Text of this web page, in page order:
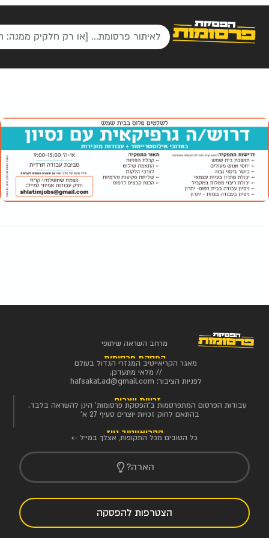
מרחב השראה שיתופי
הפסקת פרסומות
מאגר הקריאייטיב המגזרי הגדול בעולם
// מלאי מתעדכן.
לפניות הציבור: hafsakat.ad@gmail.com
זכויות יוצרים
עבודות הפרסום המתפרסמות ב'הפסקת פרסומות' הינן להשראה בלבד.
בהתאם לחוק זכויות יוצרים סעיף 27 א'
הקריאייטיב ניוז
כל הטובים מכל התקופות, אצלך במייל ←
הארה?
הצטרפות להפסקה